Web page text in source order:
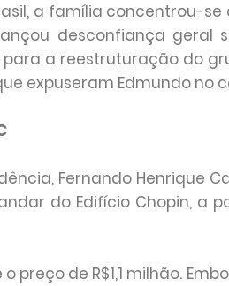
a família concentrou-
desconfiança geral
a reestruturação do
expuseram Edmundo no
Fernando Henrique
do Edifício Chopin, a
preço de R$1,1 milhão.